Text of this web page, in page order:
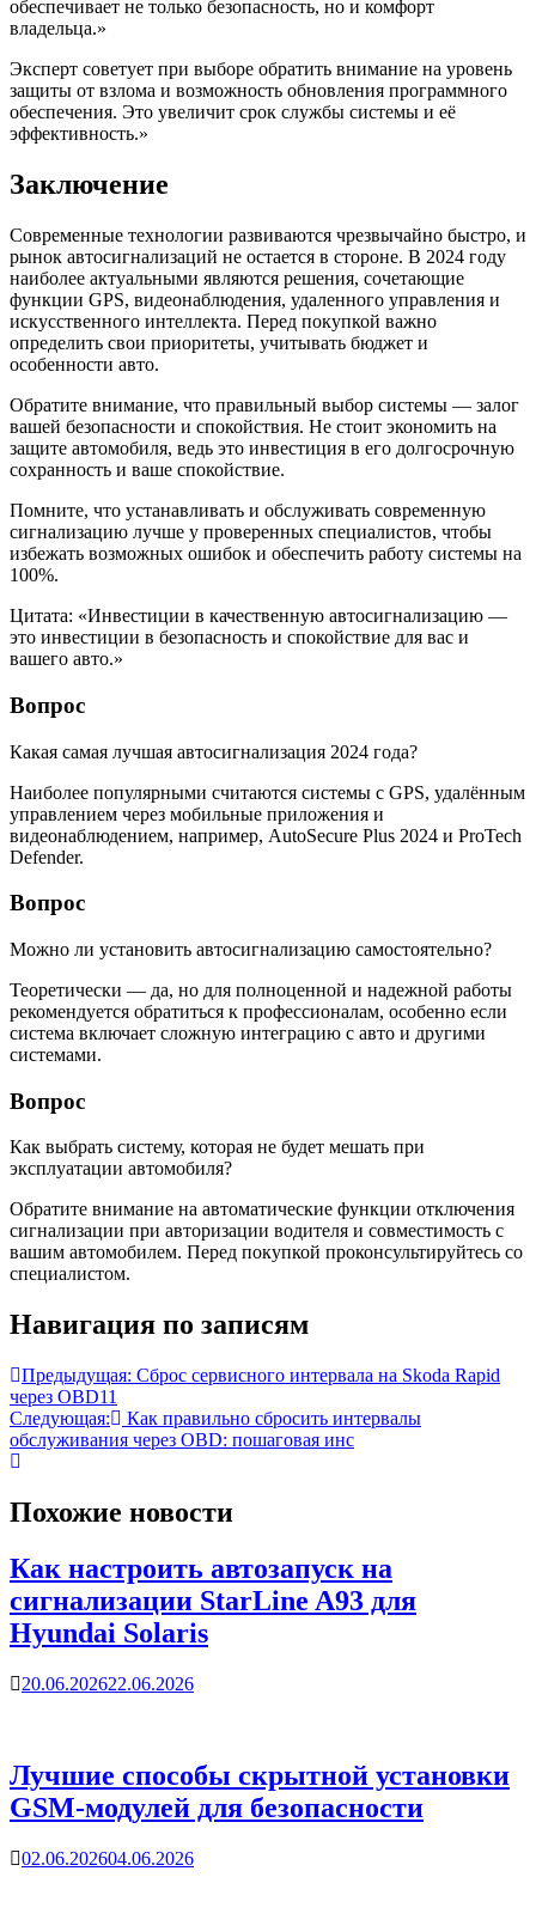
обеспечивает не только безопасность, но и комфорт
владельца.»
Эксперт советует при выборе обратить внимание на уровень
защиты от взлома и возможность обновления программного
обеспечения. Это увеличит срок службы системы и её
эффективность.»
Заключение
Современные технологии развиваются чрезвычайно быстро, и
рынок автосигнализаций не остается в стороне. В 2024 году
наиболее актуальными являются решения, сочетающие
функции GPS, видеонаблюдения, удаленного управления и
искусственного интеллекта. Перед покупкой важно
определить свои приоритеты, учитывать бюджет и
особенности авто.
Обратите внимание, что правильный выбор системы — залог
вашей безопасности и спокойствия. Не стоит экономить на
защите автомобиля, ведь это инвестиция в его долгосрочную
сохранность и ваше спокойствие.
Помните, что устанавливать и обслуживать современную
сигнализацию лучше у проверенных специалистов, чтобы
избежать возможных ошибок и обеспечить работу системы на
100%.
Цитата: «Инвестиции в качественную автосигнализацию —
это инвестиции в безопасность и спокойствие для вас и
вашего авто.»
Вопрос
Какая самая лучшая автосигнализация 2024 года?
Наиболее популярными считаются системы с GPS, удалённым
управлением через мобильные приложения и
видеонаблюдением, например, AutoSecure Plus 2024 и ProTech
Defender.
Вопрос
Можно ли установить автосигнализацию самостоятельно?
Теоретически — да, но для полноценной и надежной работы
рекомендуется обратиться к профессионалам, особенно если
система включает сложную интеграцию с авто и другими
системами.
Вопрос
Как выбрать систему, которая не будет мешать при
эксплуатации автомобиля?
Обратите внимание на автоматические функции отключения
сигнализации при авторизации водителя и совместимость с
вашим автомобилем. Перед покупкой проконсультируйтесь со
специалистом.
Навигация по записям
Предыдущая: Сброс сервисного интервала на Skoda Rapid
через OBD11
Следующая:
Как правильно сбросить интервалы
обслуживания через OBD: пошаговая инс
Похожие новости
Как настроить автозапуск на
сигнализации StarLine A93 для
Hyundai Solaris
20.06.202622.06.2026
Лучшие способы скрытной установки
GSM-модулей для безопасности
02.06.202604.06.2026